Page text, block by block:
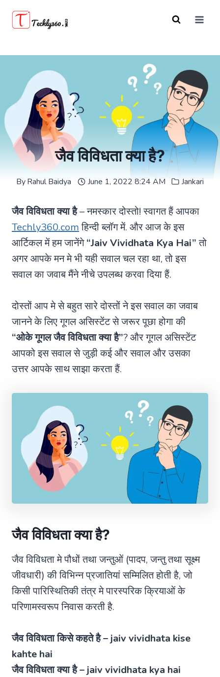
जैव विविधता क्या है?
ByRahul Baidya June 1, 2022 8:24 AM Jankari
जैव विविधता क्या है– नमस्कार दोस्तो! स्वागत हैं आपका
Techly360.comहिन्दी ब्लॉग में. और आज के इस
आर्टिकल में हम जानेंगे“Jaiv Vividhata Kya Hai”तो
अगर आपके मन मे भी यही सवाल चल रहा था, तो इस
सवाल का जवाब मैंने नीचे उपलब्ध करवा दिया हैं.
दोस्तों आप मे से बहुत सारे दोस्तों ने इस सवाल का जवाब
जानने के लिए गूगल असिस्टेंट से जरूर पूछा होगा की
“ओके गूगल जैव विविधता क्या है”? और गूगल असिस्टेंट
आपको इस सवाल से जुड़ी कई और सवाल और उसका
उत्तर आपके साथ साझा करता हैं.
जैव विविधता क्या है?
जैव विविधता मे पौधों तथा जन्तुओं (पादप, जन्तु तथा सूक्ष्म
जीवधारी) की विभिन्न प्रजातियां सम्मिलित होती है, जो
किसी पारिस्थितिकी तंत्र मे पारस्परिक क्रियाओं के
परिणामस्वरूप निवास करती है.
जैव विविधता किसे कहते है – jaiv vividhata kise
kahte hai
जैव विविधता क्या है – jaiv vividhata kya hai